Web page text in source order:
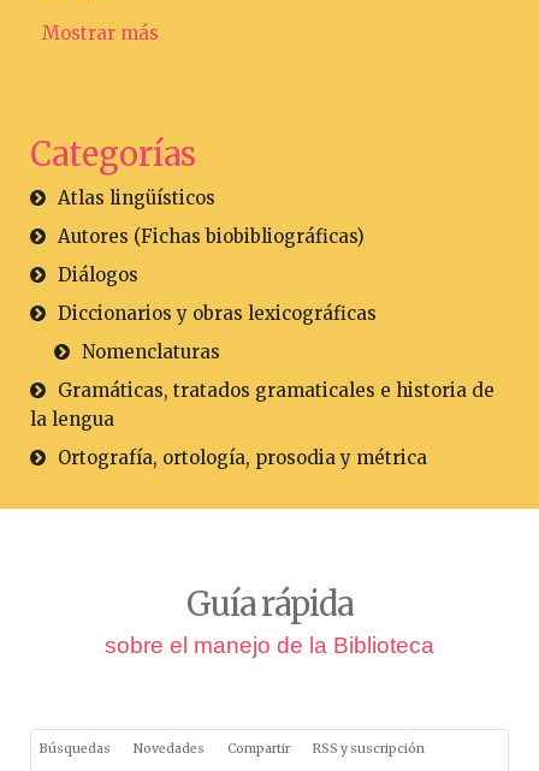
Mostrar más
Categorías
Atlas lingüísticos
Autores (Fichas biobibliográficas)
Diálogos
Diccionarios y obras lexicográficas
Nomenclaturas
Gramáticas, tratados gramaticales e historia de
la lengua
Ortografía, ortología, prosodia y métrica
Guía rápida
sobre el manejo de la Biblioteca
Búsquedas Novedades Compartir RSS y suscripción